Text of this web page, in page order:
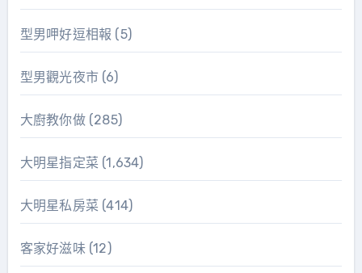
型男呷好逗相報 (5)
型男觀光夜市(6)
大廚教你做(285)
大明星指定菜 (1,634)
大明星私房菜 (414)
客家好滋味(12)